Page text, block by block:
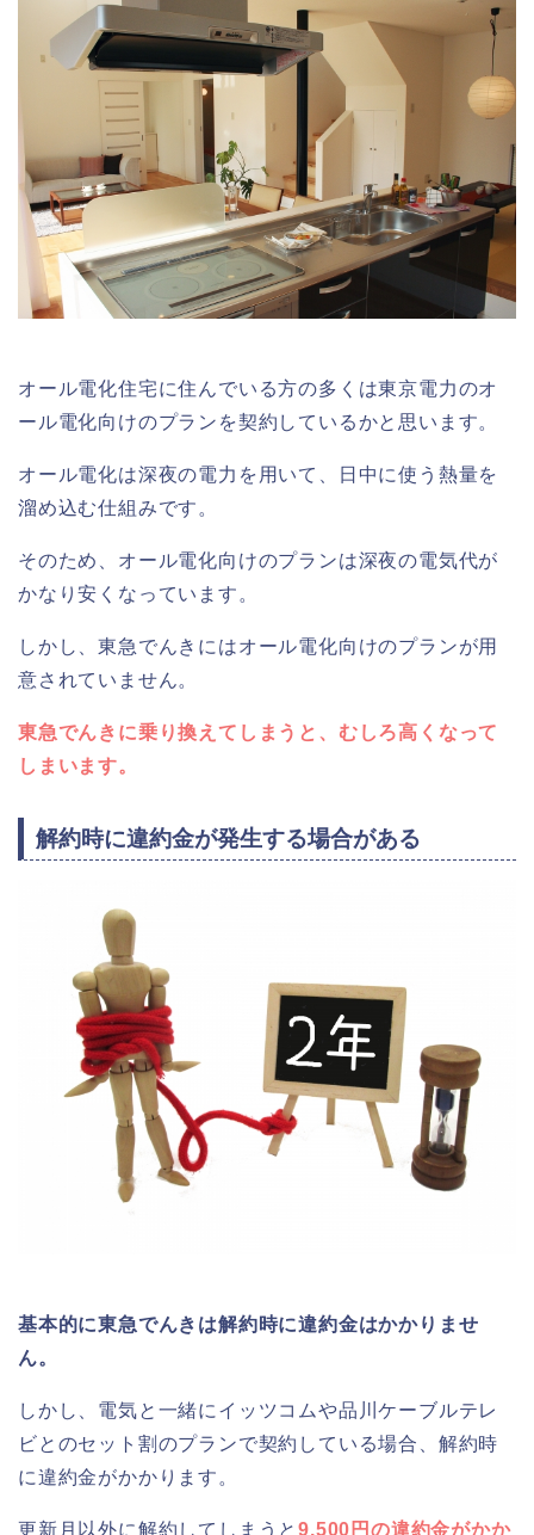
オール電化住宅に住んでいる方の多くは東京電力のオ
ール電化向けのプランを契約しているかと思います。
オール電化は深夜の電力を用いて、日中に使う熱量を
溜め込む仕組みです。
そのため、オール電化向けのプランは深夜の電気代が
かなり安くなっています。
しかし、東急でんきにはオール電化向けのプランが用
意されていません。
東急でんきに乗り換えてしまうと、むしろ高くなって
しまいます。
解約時に違約金が発生する場合がある
基本的に東急でんきは解約時に違約金はかかりませ
ん。
しかし、電気と一緒にイッツコムや品川ケーブルテレ
ビとのセット割のプランで契約している場合、解約時
に違約金がかかります。
更新月以外に解約してしまうと9,500円の違約金がかか